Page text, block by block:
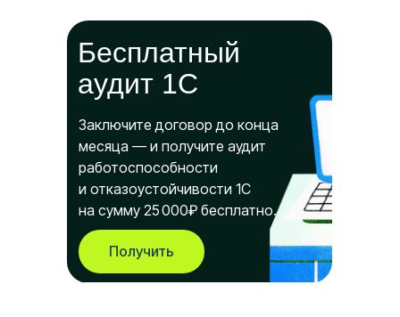
Получить
Бесплатный
аудит 1С
Заключите договор до конца
месяца — и получите аудит
работоспособности
и отказоустойчивости 1С
на сумму 25 000₽ бесплатно.